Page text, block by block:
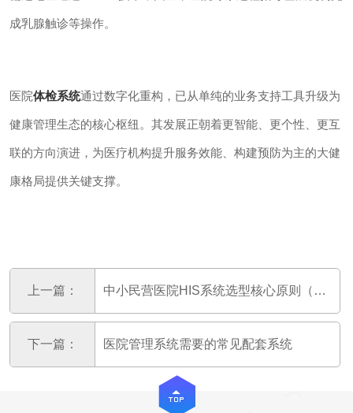
成乳腺触诊等操作。
医院体检系统通过数字化重构，已从单纯的业务支持工具升级为
健康管理生态的核心枢纽。其发展正朝着更智能、更个性、更互
联的方向演进，为医疗机构提升服务效能、构建预防为主的大健
康格局提供关键支撑。
上一篇： 中小民营医院HIS系统选型核心原则（避坑关键）
下一篇： 医院管理系统需要的常见配套系统